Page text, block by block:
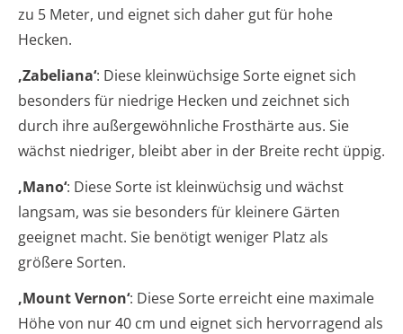
zu 5 Meter, und eignet sich daher gut für hohe
Hecken.
‚Zabeliana‘: Diese kleinwüchsige Sorte eignet sich
besonders für niedrige Hecken und zeichnet sich
durch ihre außergewöhnliche Frosthärte aus. Sie
wächst niedriger, bleibt aber in der Breite recht üppig.
‚Mano‘: Diese Sorte ist kleinwüchsig und wächst
langsam, was sie besonders für kleinere Gärten
geeignet macht. Sie benötigt weniger Platz als
größere Sorten.
‚Mount Vernon‘: Diese Sorte erreicht eine maximale
Höhe von nur 40 cm und eignet sich hervorragend als